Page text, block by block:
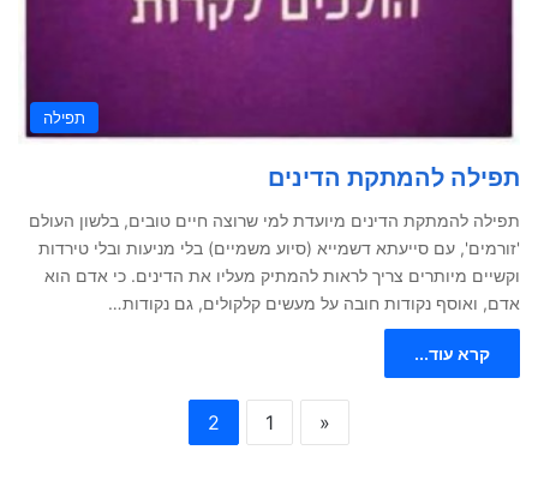
תפילה
תפילה להמתקת הדינים
תפילה להמתקת הדינים מיועדת למי שרוצה חיים טובים, בלשון העולם
'זורמים', עם סייעתא דשמייא (סיוע משמיים) בלי מניעות ובלי טירדות
וקשיים מיותרים צריך לראות להמתיק מעליו את הדינים. כי אדם הוא
אדם, ואוסף נקודות חובה על מעשים קלקולים, גם נקודות…
קרא עוד...
«
1
2